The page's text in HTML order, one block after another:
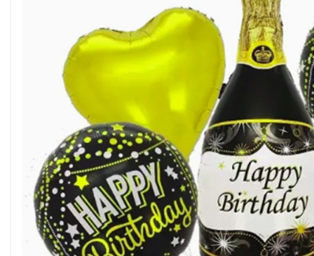
Organizatoare si Depozitare
Organizatoare si Depozitare
Pahare, Sticle si Cani
Ustensile pentru Bucătărie
Ustensile pentru Bucătărie
Veselă pentru Masă
Articole pentru Casa si Curatenie
Accesorii Ingrijire Casa
Cutii depozitare
Diverse Casa
Incalzire si climatizare